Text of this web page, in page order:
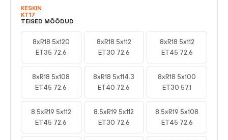
KESKIN
KT17
TEISED MÕÕDUD
8xR18 5x120
ET35 72.6
8xR18 5x112
ET30 72.6
8xR18 5x112
ET45 72.6
8xR18 5x108
ET45 72.6
8xR18 5x114.3
ET40 72.6
8xR18 5x100
ET30 57.1
8.5xR19 5x112
ET45 72.6
8.5xR19 5x112
ET30 72.6
8.5xR19 5x108
ET45 72.6